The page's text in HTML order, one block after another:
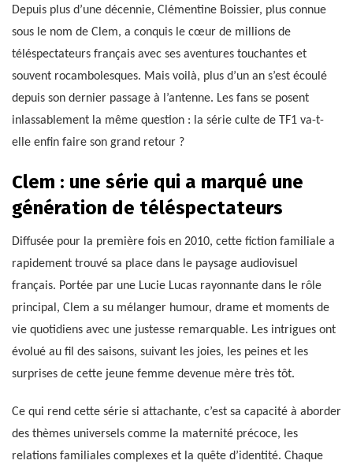
Depuis plus d’une décennie, Clémentine Boissier, plus connue
sous le nom de Clem, a conquis le cœur de millions de
téléspectateurs français avec ses aventures touchantes et
souvent rocambolesques. Mais voilà, plus d’un an s’est écoulé
depuis son dernier passage à l’antenne. Les fans se posent
inlassablement la même question : la série culte de TF1 va-t-
elle enfin faire son grand retour ?
Clem : une série qui a marqué une
génération de téléspectateurs
Diffusée pour la première fois en 2010, cette fiction familiale a
rapidement trouvé sa place dans le paysage audiovisuel
français. Portée par une Lucie Lucas rayonnante dans le rôle
principal, Clem a su mélanger humour, drame et moments de
vie quotidiens avec une justesse remarquable. Les intrigues ont
évolué au fil des saisons, suivant les joies, les peines et les
surprises de cette jeune femme devenue mère très tôt.
Ce qui rend cette série si attachante, c’est sa capacité à aborder
des thèmes universels comme la maternité précoce, les
relations familiales complexes et la quête d’identité. Chaque